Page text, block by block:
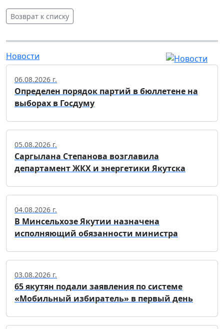
Возврат к списку
Новости
06.08.2026 г.
Определен порядок партий в бюллетене на
выборах в Госдуму
05.08.2026 г.
Саргылана Степанова возглавила
департамент ЖКХ и энергетики Якутска
04.08.2026 г.
В Минсельхозе Якутии назначена
исполняющий обязанности министра
03.08.2026 г.
65 якутян подали заявления по системе
«Мобильный избиратель» в первый день